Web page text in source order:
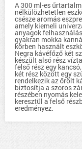
A 300 ml-es
nélkülözhetetlen
csésze aromás
amely kiemeli
anyagok
gyakran mokka
körben használt
Negra kávéfőző két
készült alsó rész
felső rész egy
két rész között egy
rendelkezik az őrölt
biztosítja a szoros
részében nyomás
keresztül a felső
eredményez.